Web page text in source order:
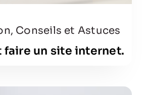
, Conseils et Astuces
faire un site internet.